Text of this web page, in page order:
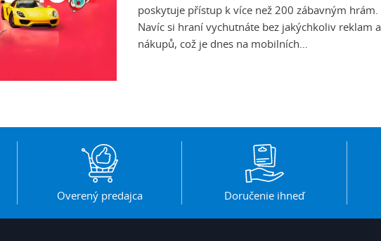
poskytuje přístup k více než 200 zábavným hrám.
Navíc si hraní vychutnáte bez jakýchkoliv reklam a
nákupů, což je dnes na mobilních…
Overený predajca Doručenie ihneď